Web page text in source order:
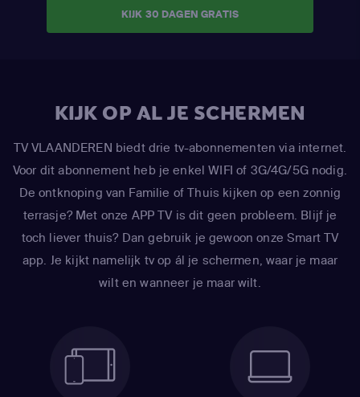
KIJK 30 DAGEN GRATIS
KIJK OP AL JE SCHERMEN
TV VLAANDEREN biedt drie tv-abonnementen via internet.
Voor dit abonnement heb je enkel WIFI of 3G/4G/5G nodig.
De ontknoping van Familie of Thuis kijken op een zonnig
terrasje? Met onze APP TV is dit geen probleem. Blijf je
toch liever thuis? Dan gebruik je gewoon onze Smart TV
app. Je kijkt namelijk tv op ál je schermen, waar je maar
wilt en wanneer je maar wilt.